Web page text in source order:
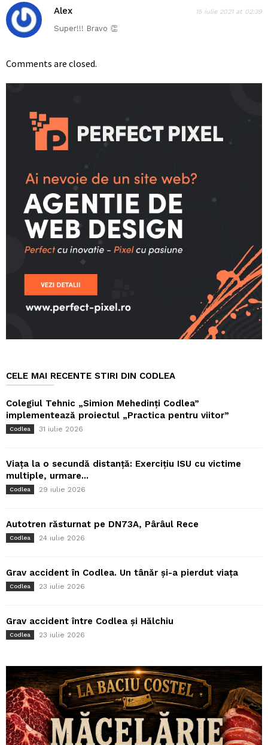
Alex 15 iulie 2021 at 02:39
Super!!! Bravo 👏
Comments are closed.
CELE MAI RECENTE STIRI DIN CODLEA
Colegiul Tehnic „Simion Mehedinți Codlea”
implementează proiectul „Practica pentru viitor”
Codlea 31 iulie 2026
Viața la o secundă distanță: Exercițiu ISU cu victime
multiple, urmare...
Codlea 29 iulie 2026
Autotren răsturnat pe DN73A, Pârâul Rece
Codlea 24 iulie 2026
Grav accident în Codlea. Un tânăr și-a pierdut viața
Codlea 23 iulie 2026
Grav accident între Codlea și Hălchiu
Codlea 23 iulie 2026